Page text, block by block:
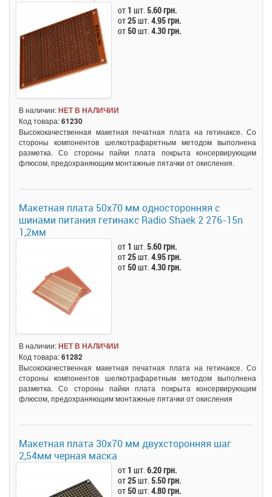
от 1 шт. 5.60 грн.
от25шт.4.95 грн.
от 50шт.4.30 грн.
В наличии:НЕТ В НАЛИЧИИ
Код товара:61230
Высококачественная макетная печатная плата на гетинаксе. Со
стороны компонентов шелкотрафаретным методом выполнена
разметка. Со стороны пайки плата покрыта консервирующим
флюсом, предохраняющим монтажные пятачки от окисления.
Макетная плата 50x70 мм односторонняя с
шинами питания гетинакс Radio Shaek 2 276-15n
1,2мм
от 1 шт. 5.60 грн.
от25шт.4.95 грн.
от 50шт.4.30 грн.
В наличии:НЕТ В НАЛИЧИИ
Код товара:61282
Высококачественная макетная печатная плата на гетинаксе. Со
стороны компонентов шелкотрафаретным методом выполнена
разметка. Со стороны пайки плата покрыта консервирующим
флюсом, предохраняющим монтажные пятачки от окисления
Макетная плата 30x70 мм двухсторонняя шаг
2,54мм черная маска
от 1 шт.6.20 грн.
от25шт. 5.50 грн.
от 50шт.4.80 грн.